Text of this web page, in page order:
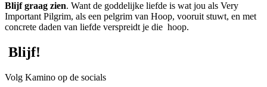
Blijf graag zien. Want de goddelijke liefde is wat jou als Very
Important Pilgrim, als een pelgrim van Hoop, vooruit stuwt, en met
concrete daden van liefde verspreidt je die hoop.
Blijf!
Volg Kamino op de socials